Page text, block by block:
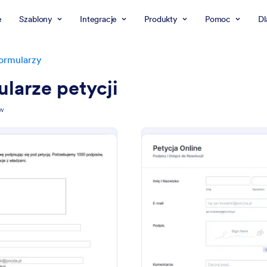
Szablony Integracje Produkty Pomoc
petycji
Podgląd: Form Generator | Formularz Petycji :